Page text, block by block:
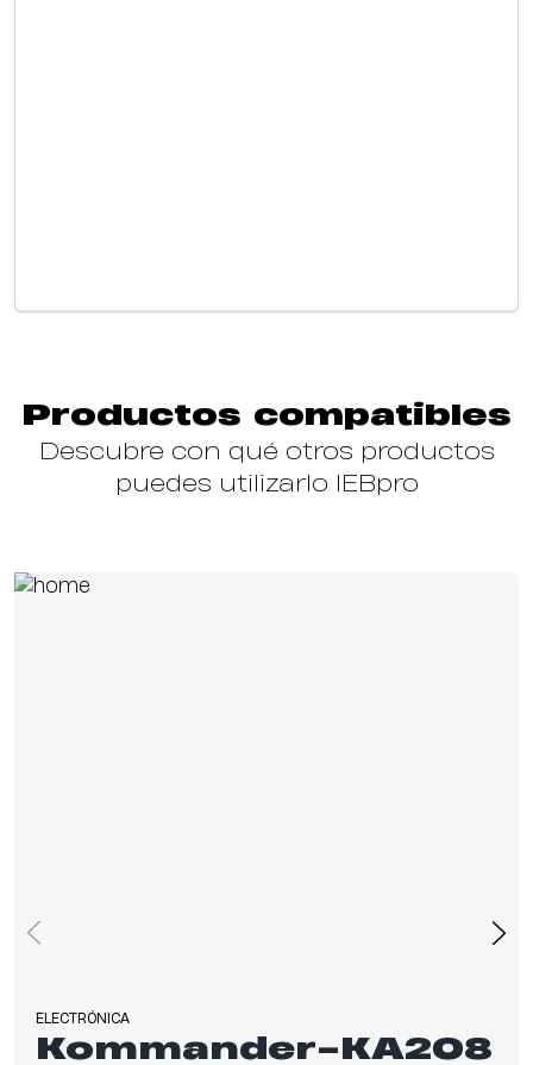
Productos compatibles
Descubre con qué otros productos
puedes utilizarlo IEBpro
ELECTRÓNICA
Kommander-KA208